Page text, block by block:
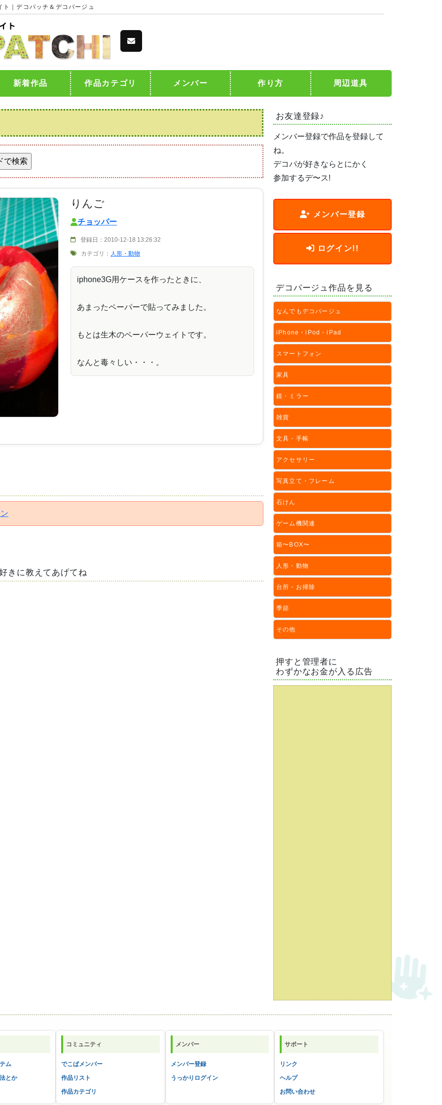
｜デコパッチ＆デコパージュ
新着作品 作品カテゴリ メンバー 作り方 周辺道具
お友達登録♪
メンバー登録で作品を登録して
ね。
デコパが好きならとにかく
参加するデ〜ス!
メンバー登録
ログイン!!
デコパージュ作品を見る
なんでもデコパージュ
iPhone・iPod・iPad
スマートフォン
家具
鏡・ミラー
雑貨
文具・手帳
アクセサリー
写真立て・フレーム
石けん
ゲーム機関連
箱〜BOX〜
人形・動物
台所・お掃除
季節
その他
押すと管理者に
わずかなお金が入る広告
りんご
チョッパー
登録日：2010-12-18 13:26:32
カテゴリ： 人形・動物
iphone3G用ケースを作ったときに、
あまったペーパーで貼ってみました。
もとは生木のペーパーウェイトです。
なんと毒々しい・・・。
きに教えてあげてね
ム
とか
コミュニティ
でこぱメンバー
作品リスト
作品カテゴリ
メンバー
メンバー登録
うっかりログイン
サポート
リンク
ヘルプ
お問い合わせ